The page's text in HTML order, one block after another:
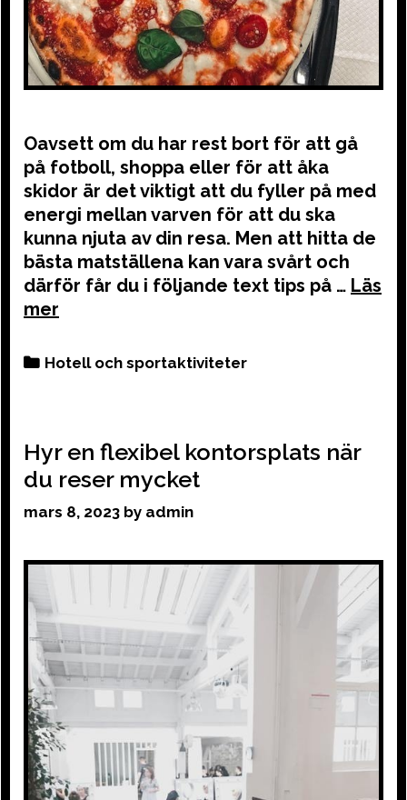
Oavsett om du har rest bort för att gå
på fotboll, shoppa eller för att åka
skidor är det viktigt att du fyller på med
energi mellan varven för att du ska
kunna njuta av din resa. Men att hitta de
bästa matställena kan vara svårt och
därför får du i följande text tips på …
Categories
Hotell och sportaktiviteter
Hyr en flexibel kontorsplats när
du reser mycket
mars 8, 2023 by admin